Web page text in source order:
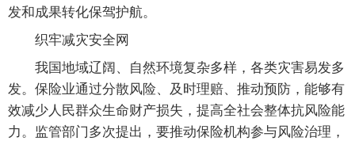
发和成果转化保驾护航。
织牢减灾安全网
我国地域辽阔、自然环境复杂多样，各类灾害易发多
发。保险业通过分散风险、及时理赔、推动预防，能够有
效减少人民群众生命财产损失，提高全社会整体抗风险能
力。监管部门多次提出，要推动保险机构参与风险治理，